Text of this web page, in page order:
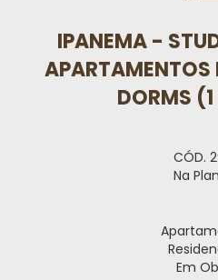
IPANEMA -
DORMS
CÓD.
Na
Em